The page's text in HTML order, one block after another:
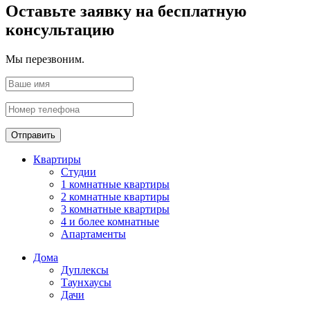
Оставьте заявку на бесплатную
консультацию
Мы перезвоним.
Отправить
Квартиры
Студии
1 комнатные квартиры
2 комнатные квартиры
3 комнатные квартиры
4 и более комнатные
Апартаменты
Дома
Дуплексы
Таунхаусы
Дачи